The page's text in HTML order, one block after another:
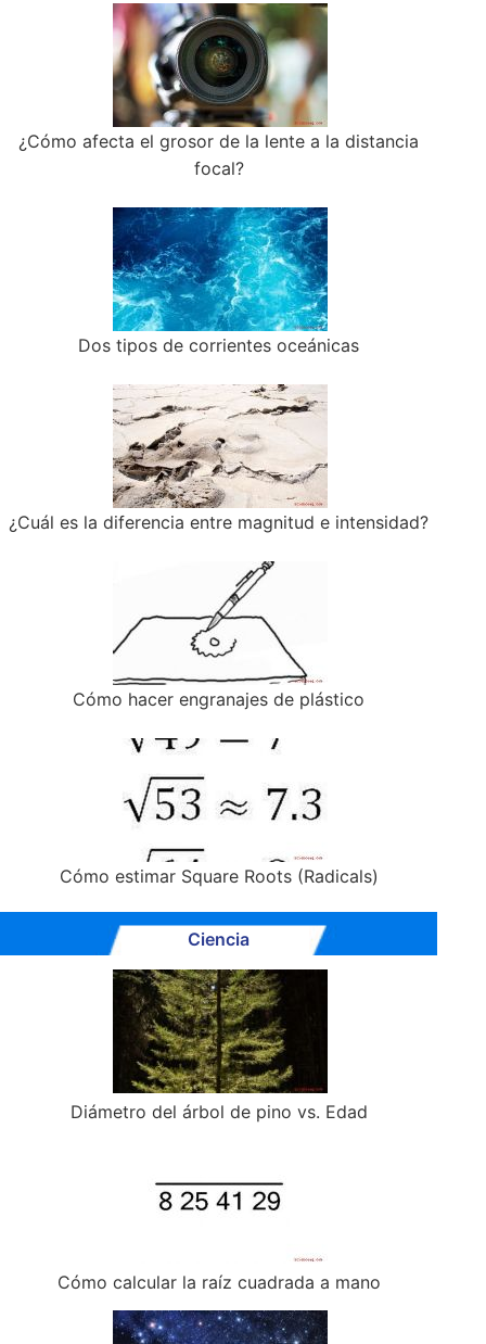
¿Cómo afecta el grosor de la lente a la distancia
focal?
Dos tipos de corrientes oceánicas
¿Cuál es la diferencia entre magnitud e intensidad?
Cómo hacer engranajes de plástico
Cómo estimar Square Roots (Radicals)
Ciencia
Diámetro del árbol de pino vs. Edad
Cómo calcular la raíz cuadrada a mano